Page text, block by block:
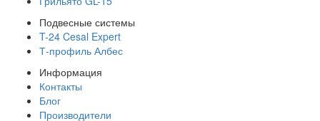
Подвесные системы
T-24 Cesal Expert
Т-профиль Албес
Информация
Контакты
Блог
Производители